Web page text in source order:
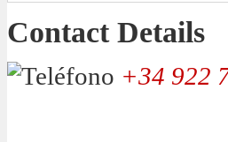
Contact Details
+34 922